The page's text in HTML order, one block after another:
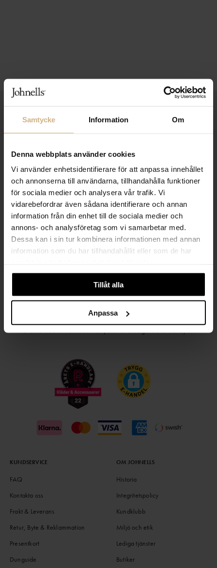
Samtycke Information Om
Denna webbplats använder cookies
Vi använder enhetsidentifierare för att anpassa innehållet
och annonserna till användarna, tillhandahålla funktioner
för sociala medier och analysera vår trafik. Vi
vidarebefordrar även sådana identifierare och annan
information från din enhet till de sociala medier och
annons- och analysföretag som vi samarbetar med.
Dessa kan i sin tur kombinera informationen med annan
information som du har tillhandahållit eller som de har
Tillåt alla
Anpassa
Håll dig uppdaterad
PRENUMERERA PÅ VÅRT NYHETSBREV
Kvinna Man
PRENUMERERA
HANDLA TRYGGT OCH SMIDIGT
Välj det betalsätt som passar dig med Klarna. Vi på Johnells erbjuder flera
bekväma fraktalternativ; utlämningsställe, hemleverans och paketskåp. Du
får alltid med en fraktsedel i ditt paket för smidiga returer och byten!
KUNDSERVICE
FAQ
Kontakta oss
Frakt & Leverans
Retur, Byte & Reklammation
Presentkort
Dunguide
OM JOHNELLS
Historia
Integritetspolicy
Kundklubb
Miljö och etik
Lediga tjänster
Butiker